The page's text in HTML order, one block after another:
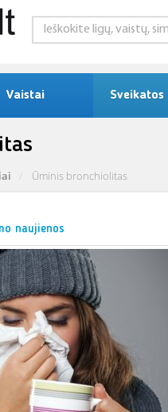
Vaistai
Ūminis bronchiolitas
naujienos